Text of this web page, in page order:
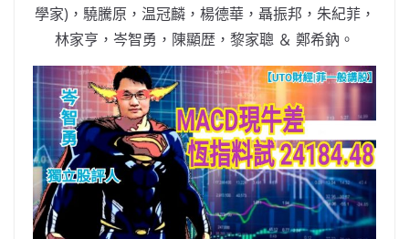
學家)，驍騰原，温冠麟，楊德華，聶振邦，朱紀菲，
林家亨，岑智勇，陳顯歴，黎家聰 ＆ 鄭希鈉。